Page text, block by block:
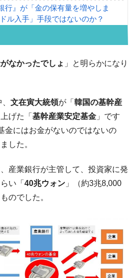
行』が「金の保有量を増やしま
ル入手」手段ではないのか？
の動きに強く左右される状態
てきた李在明。李在明を支持しな
き株価操作であり、空前の国政壟
察職員が「丸刈りになって抗議活
む。
業「半導体絶好調」のウラで他業
が示す現況は決して良くない。
暑。南東部では干ばつ
ージス搭載の次世代駆逐艦
年竣工と公示
なかったでしょ 」と明らかになり
文在寅大統領が「 韓国の基幹産
げた「 基幹産業安定基金 」です
金にはお金がないのではないの
した。
産業銀行が主管して、投資家に発
い「 40兆ウォン 」（約3兆8,000
のでした。